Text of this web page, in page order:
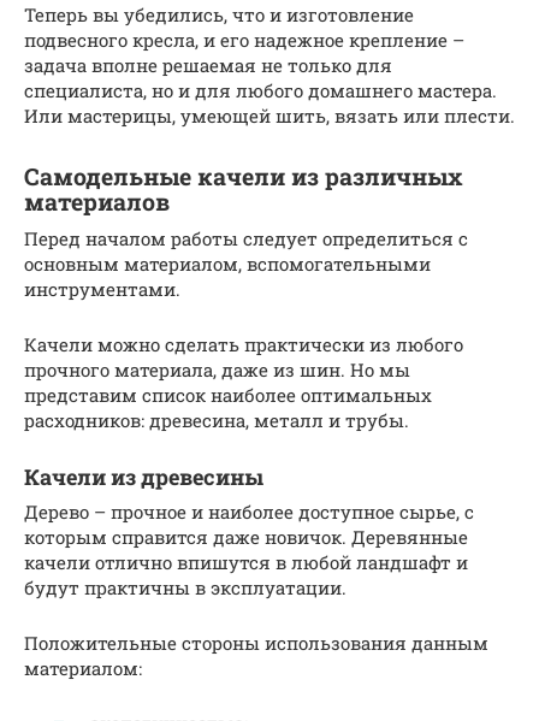
Теперь вы убедились, что и изготовление
подвесного кресла, и его надежное крепление –
задача вполне решаемая не только для
специалиста, но и для любого домашнего мастера.
Или мастерицы, умеющей шить, вязать или плести.
Самодельные качели из различных
материалов
Перед началом работы следует определиться с
основным материалом, вспомогательными
инструментами.
Качели можно сделать практически из любого
прочного материала, даже из шин. Но мы
представим список наиболее оптимальных
расходников: древесина, металл и трубы.
Качели из древесины
Дерево – прочное и наиболее доступное сырье, с
которым справится даже новичок. Деревянные
качели отлично впишутся в любой ландшафт и
будут практичны в эксплуатации.
Положительные стороны использования данным
материалом: